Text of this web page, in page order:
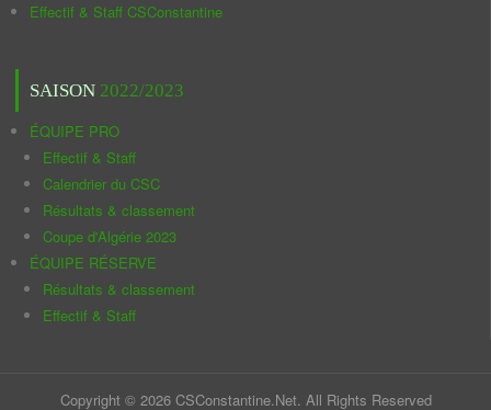
Effectif & Staff CSConstantine
SAISON 2022/2023
ÉQUIPE PRO
Effectif & Staff
Calendrier du CSC
Résultats & classement
Coupe d'Algérie 2023
ÉQUIPE RÉSERVE
Résultats & classement
Effectif & Staff
Copyright © 2026 CSConstantine.Net. All Rights Reserved